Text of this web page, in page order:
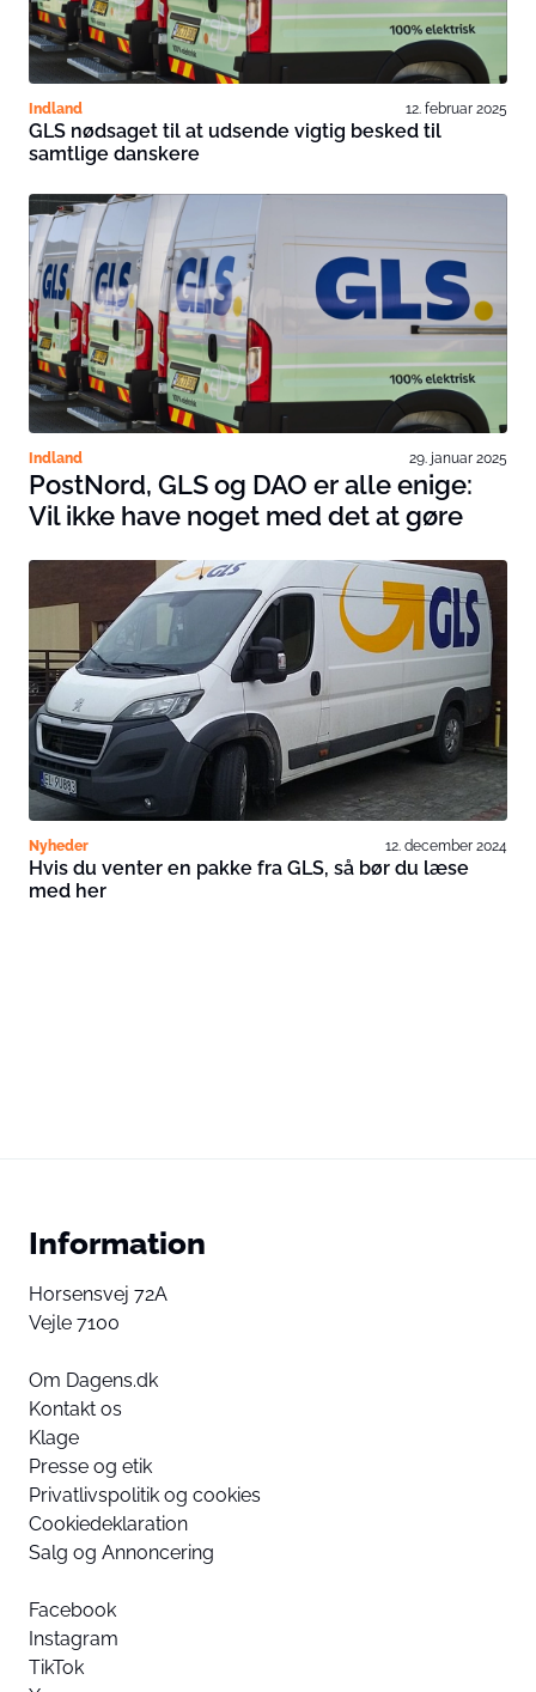
Indland 12. februar 2025
GLS nødsaget til at udsende vigtig besked til
samtlige danskere
Indland 29. januar 2025
PostNord, GLS og DAO er alle enige:
Vil ikke have noget med det at gøre
Nyheder 12. december 2024
Hvis du venter en pakke fra GLS, så bør du læse
med her
Information
Horsensvej 72A
Vejle 7100
Om Dagens.dk
Kontakt os
Klage
Presse og etik
Privatlivspolitik og cookies
Cookiedeklaration
Salg og Annoncering
Facebook
Instagram
TikTok